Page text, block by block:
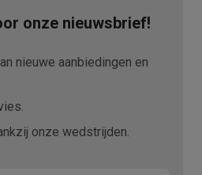
onze nieuwsbrief!
nieuwe aanbiedingen en
onze wedstrijden.